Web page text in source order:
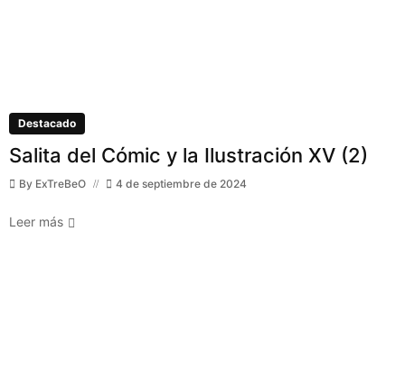
Destacado
Salita del Cómic y la Ilustración XV (2)
By ExTreBeO 4 de septiembre de 2024
Leer más